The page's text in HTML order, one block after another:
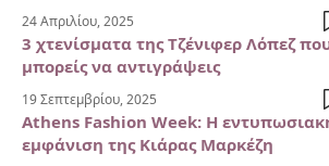
24 Απριλίου, 2025
3 χτενίσματα της Τζένιφερ Λόπεζ
μπορείς να αντιγράψεις
19 Σεπτεμβρίου, 2025
Athens Fashion Week: Η
εμφάνιση της Κιάρας Μαρκέζη